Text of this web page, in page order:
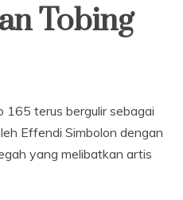
Tobing
165 terus bergulir sebagai
Effendi Simbolon dengan
yang melibatkan artis